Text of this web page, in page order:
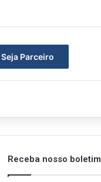
Seja Parceiro
Receba nosso boletim